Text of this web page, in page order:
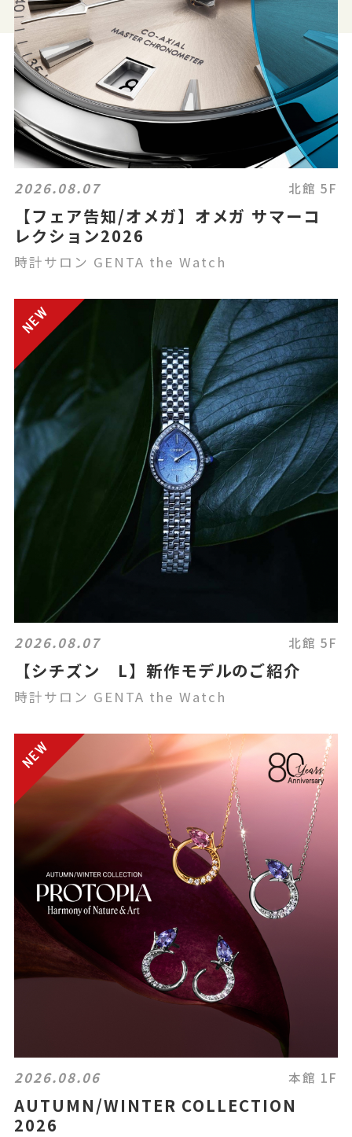
2026.08.07 北館 5F
【フェア告知/オメガ】オメガ サマーコ
レクション2026
時計サロン GENTA the Watch
2026.08.07 北館 5F
【シチズン L】新作モデルのご紹介
時計サロン GENTA the Watch
2026.08.06 本館 1F
AUTUMN/WINTER COLLECTION
2026